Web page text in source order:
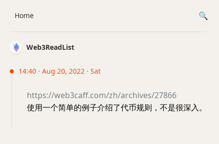
Web3ReadList
14:40 · Aug 20, 2022 · Sat
https://web3caff.com/zh/archives/27866
使用一个简单的例子介绍了代币规则，不是很深入。
Home